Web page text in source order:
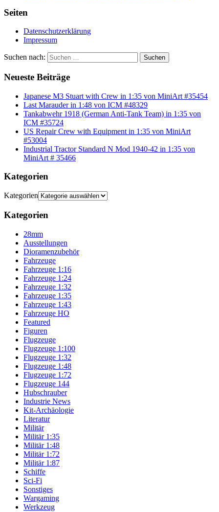
Seiten
Datenschutzerklärung
Impressum
Suchen nach: Suchen
Neueste Beiträge
Japanese M3 Stuart with Crew in 1:35 von MiniArt #35454
Last Marauder in 1:48 von ICM #48329
Tankabwehr 1918 (German Anti-Tank Team) in 1:35 von
ICM #35724
US Repair Crew with Equipment in 1:35 von MiniArt
#53004
Industrial Tractor Standard N Mod 1940-42 in 1:35 von
MiniArt # 35466
Kategorien
Kategorien
Kategorien
28mm
Ausstellungen
Dioramenzubehör
Fahrzeuge
Fahrzeuge 1:16
Fahrzeuge 1:24
Fahrzeuge 1:32
Fahrzeuge 1:35
Fahrzeuge 1:43
Fahrzeuge HO
Featured
Figuren
Flugzeuge
Flugzeuge 1:100
Flugzeuge 1:32
Flugzeuge 1:48
Flugzeuge 1:72
Flugzeuge 144
Hubschrauber
Industrie News
Kit-Archäologie
Literatur
Militär
Militär 1:35
Militär 1:48
Militär 1:72
Militär 1:87
Schiffe
Sci-Fi
Sonstiges
Wargaming
Werkzeug